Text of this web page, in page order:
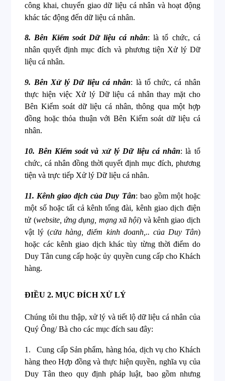
công khai, chuyển giao dữ liệu cá nhân và hoạt động
khác tác động đến dữ liệu cá nhân.
8. Bên Kiểm soát Dữ liệu cá nhân: là tổ chức, cá
nhân quyết định mục đích và phương tiện Xử lý Dữ
liệu cá nhân.
9. Bên Xử lý Dữ liệu cá nhân: là tổ chức, cá nhân
thực hiện việc Xử lý Dữ liệu cá nhân thay mặt cho
Bên Kiểm soát dữ liệu cá nhân, thông qua một hợp
đồng hoặc thỏa thuận với Bên Kiểm soát dữ liệu cá
nhân.
10. Bên Kiểm soát và xử lý Dữ liệu cá nhân: là tổ
chức, cá nhân đồng thời quyết định mục đích, phương
tiện và trực tiếp Xử lý Dữ liệu cá nhân.
11. Kênh giao dịch của Duy Tân: bao gồm một hoặc
một số hoặc tất cả kênh tổng đài, kênh giao dịch điện
tử (website, ứng dụng, mạng xã hội) và kênh giao dịch
vật lý (cửa hàng, điểm kinh doanh,.. của Duy Tân)
hoặc các kênh giao dịch khác tùy từng thời điểm do
Duy Tân cung cấp hoặc ủy quyền cung cấp cho Khách
hàng.
ĐIỀU 2.MỤC ĐÍCH XỬ LÝ
Chúng tôi thu thập, xử lý và tiết lộ dữ liệu cá nhân của
Quý Ông/ Bà cho các mục đích sau đây:
1.
Cung cấp Sản phẩm, hàng hóa, dịch vụ cho Khách
hàng theo Hợp đồng và thực hiện quyền, nghĩa vụ của
Duy Tân theo quy định pháp luật, bao gồm nhưng